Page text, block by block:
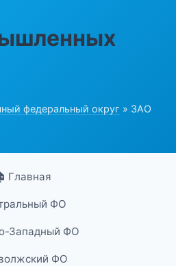
федеральный округ » ЗАО
Главная
ФО
Западный ФО
ФО